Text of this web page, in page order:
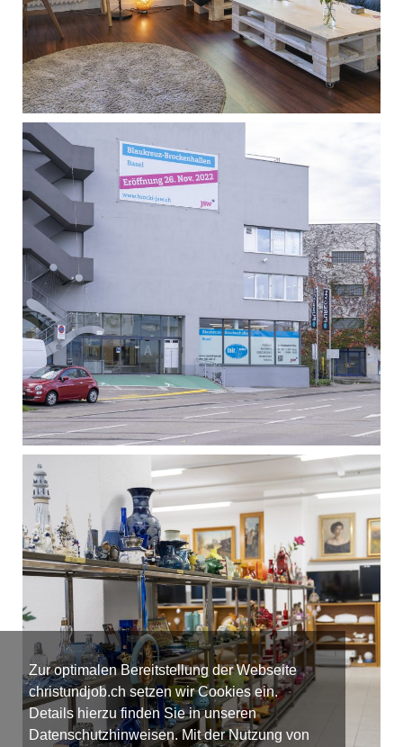
Zur optimalen Bereitstellung der Webseite
christundjob.ch setzen wir Cookies ein.
Details hierzu finden Sie in unseren
Datenschutzhinweisen. Mit der Nutzung von